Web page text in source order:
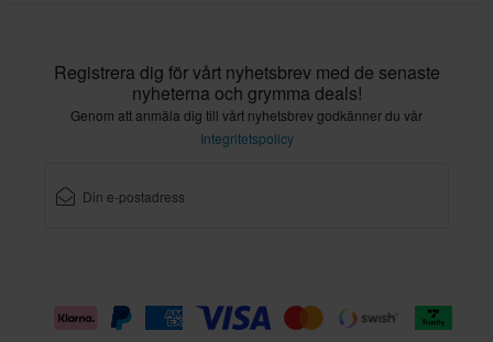
Registrera dig för vårt nyhetsbrev med de senaste
nyheterna och grymma deals!
Genom att anmäla dig till vårt nyhetsbrev godkänner du vår
Integritetspolicy